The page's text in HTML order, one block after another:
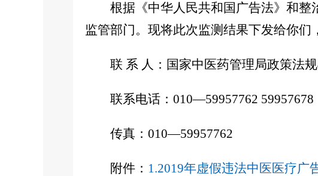
根据《中华人民共和国广告法》和整
监管部门。现将此次监测结果下发给你们
联 系 人：国家中医药管理局政策法规
联系电话：010—59957762 59957678
传真：010—59957762
附件： 1.2019年虚假违法中医医疗广